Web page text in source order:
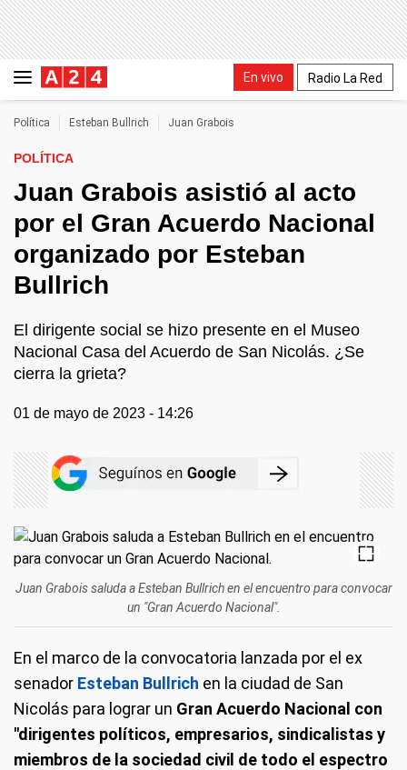
En vivo Radio La Red
Política Esteban Bullrich Juan Grabois
POLÍTICA
Juan Grabois asistió al acto
por el Gran Acuerdo Nacional
organizado por Esteban
Bullrich
El dirigente social se hizo presente en el Museo
Nacional Casa del Acuerdo de San Nicolás. ¿Se
cierra la grieta?
01 de mayo de 2023 - 14:26
Juan Grabois saluda a Esteban Bullrich en el encuentro para convocar
un "Gran Acuerdo Nacional".
En el marco de la convocatoria lanzada por el ex
senador Esteban Bullrich en la ciudad de San
Nicolás para lograr un Gran Acuerdo Nacional con
"dirigentes políticos, empresarios, sindicalistas y
miembros de la sociedad civil de todo el espectro